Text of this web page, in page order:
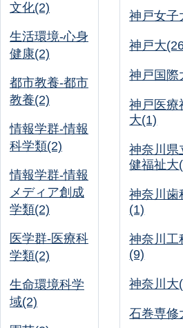
文化(2)
生活環境-心身
健康(2)
都市教養-都市
教養(2)
情報学群-情報
科学類(2)
情報学群-情報
メディア創成
学類(2)
医学群-医療科
学類(2)
生命環境科学
域(2)
神戸女子
神戸大
神戸国際
神戸医療
大(1)
神奈川県
健福祉大
神奈川歯
(1)
神奈川工
(9)
神奈川大
石巻専修